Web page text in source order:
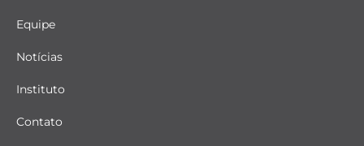
Equipe
Notícias
Instituto
Contato